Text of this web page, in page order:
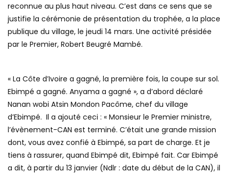
reconnue au plus haut niveau. C’est dans ce sens que se
justifie la cérémonie de présentation du trophée, a la place
publique du village, le jeudi 14 mars. Une activité présidée
par le Premier, Robert Beugré Mambé.
« La Côte d’Ivoire a gagné, la première fois, la coupe sur sol.
Ebimpé a gagné. Anyama a gagné », a d’abord déclaré
Nanan wobi Atsin Mondon Pacôme, chef du village
d’Ebimpé. Il a ajouté ceci : « Monsieur le Premier ministre,
l’évènement-CAN est terminé. C’était une grande mission
dont, vous avez confié à Ebimpé, sa part de charge. Et je
tiens à rassurer, quand Ebimpé dit, Ebimpé fait. Car Ebimpé
a dit, à partir du 13 janvier (Ndlr : date du début de la CAN), il